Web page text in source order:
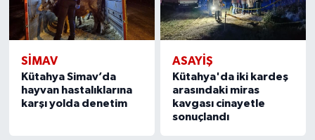
SIMAV
Kütahya Simav’da
hayvan hastalıklarına
karşı yolda denetim
ASAYIŞ
Kütahya'da iki kardeş
arasındaki miras
kavgası cinayetle
sonuçlandı